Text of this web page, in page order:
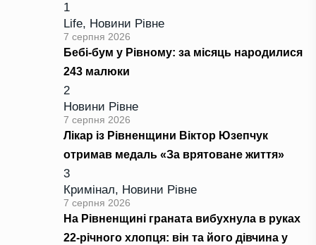
1
Life, Новини Рівне
7 серпня 2026
Бебі-бум у Рівному: за місяць народилися
243 малюки
2
Новини Рівне
7 серпня 2026
Лікар із Рівненщини Віктор Юзепчук
отримав медаль «За врятоване життя»
3
Кримінал, Новини Рівне
7 серпня 2026
На Рівненщині граната вибухнула в руках
22-річного хлопця: він та його дівчина у